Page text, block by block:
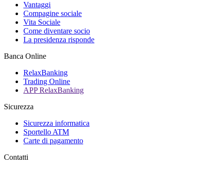
Vantaggi
Compagine sociale
Vita Sociale
Come diventare socio
La presidenza risponde
Banca Online
RelaxBanking
Trading Online
APP RelaxBanking
Sicurezza
Sicurezza informatica
Sportello ATM
Carte di pagamento
Contatti